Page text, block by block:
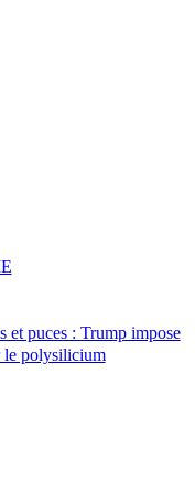
et puces : Trump impose
le polysilicium